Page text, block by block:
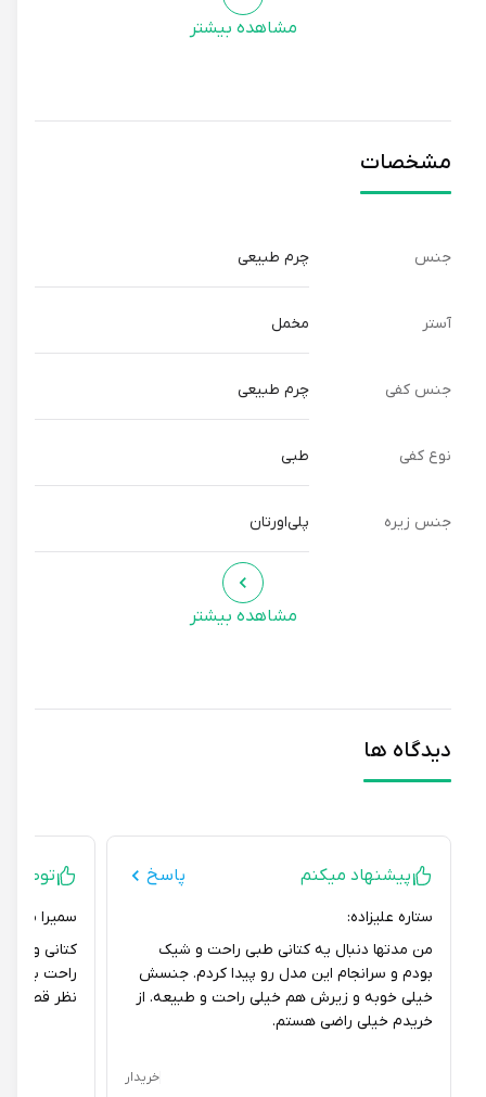
مشاهده بیشتر
مشخصات
جنس چرم طبیعی
آستر مخمل
جنس کفی چرم طبیعی
نوع کفی
جنس زیره پلی‌اورتان
مشاهده بیشتر
دیدگاه ها
پیشنهاد میکنم پاسخ
ستاره علیزاده:
من مدتها دنبال یه کتانی طبی راحت و شیک
بودم و سرانجام این مدل رو پیدا کردم. جنسش
خیلی خوبه و زیرش هم خیلی راحت و طبیعه. از
خریدم خیلی راضی هستم.
خریدار
توصیه ای
سمیرا محمدی
راحت به نظر
نظر قطعی بدم.